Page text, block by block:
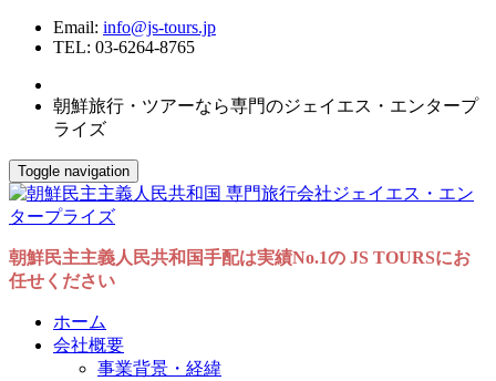
Email: info@js-tours.jp
TEL: 03-6264-8765
朝鮮旅行・ツアーなら専門のジェイエス・エンタープ
ライズ
Toggle navigation
朝鮮民主主義人民共和国手配は実績No.1の JS TOURSにお
任せください
ホーム
会社概要
事業背景・経緯